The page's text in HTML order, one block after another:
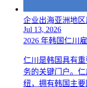
企业出海亚洲地
Jul 13, 2026
2026 年韩国仁川
仁川是韩国具有
务的关键门户。
纽，拥有韩国主